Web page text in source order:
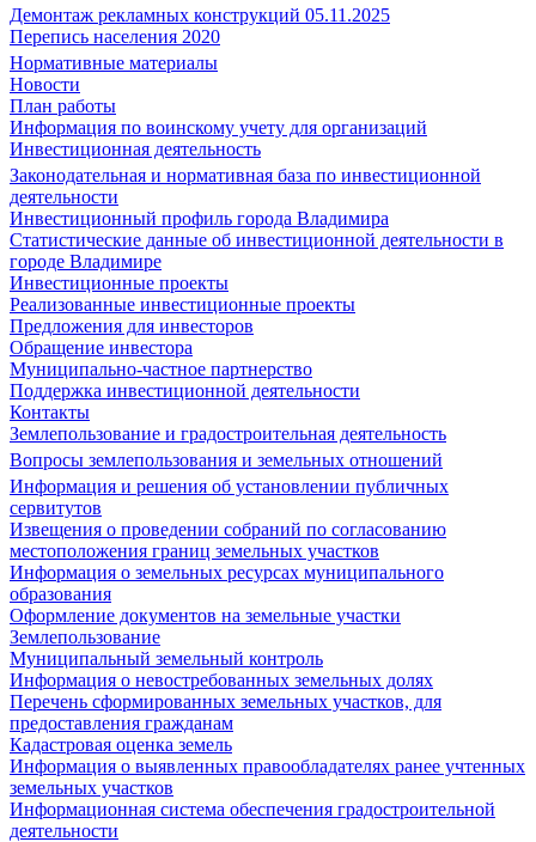
Демонтаж рекламных конструкций 05.11.2025
Перепись населения 2020
Нормативные материалы
Новости
План работы
Информация по воинскому учету для организаций
Инвестиционная деятельность
Законодательная и нормативная база по инвестиционной
деятельности
Инвестиционный профиль города Владимира
Статистические данные об инвестиционной деятельности в
городе Владимире
Инвестиционные проекты
Реализованные инвестиционные проекты
Предложения для инвесторов
Обращение инвестора
Муниципально-частное партнерство
Поддержка инвестиционной деятельности
Контакты
Землепользование и градостроительная деятельность
Вопросы землепользования и земельных отношений
Информация и решения об установлении публичных
сервитутов
Извещения о проведении собраний по согласованию
местоположения границ земельных участков
Информация о земельных ресурсах муниципального
образования
Оформление документов на земельные участки
Землепользование
Муниципальный земельный контроль
Информация о невостребованных земельных долях
Перечень сформированных земельных участков, для
предоставления гражданам
Кадастровая оценка земель
Информация о выявленных правообладателях ранее учтенных
земельных участков
Информационная система обеспечения градостроительной
деятельности